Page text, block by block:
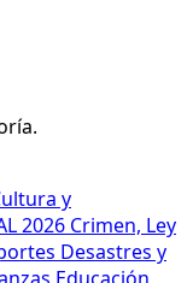
y
2026 Crimen, Ley
Desastres y